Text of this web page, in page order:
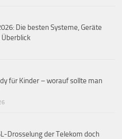
Die besten Systeme, Geräte
für Kinder – worauf sollte man
Drosselung der Telekom doch